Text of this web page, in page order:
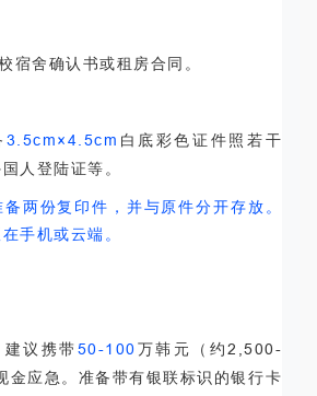
宿舍确认书或租房合同。
3.5cm×4.5cm 白底彩色证件照若干
人登陆证等。
两份复印件，并与原件分开存放。
手机或云端。
建议携带50-100 万韩元（约2,500-
金应急。准备带有银联标识的银行卡